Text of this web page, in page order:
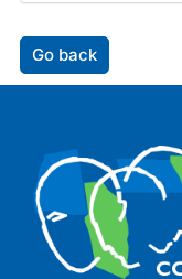
Go back